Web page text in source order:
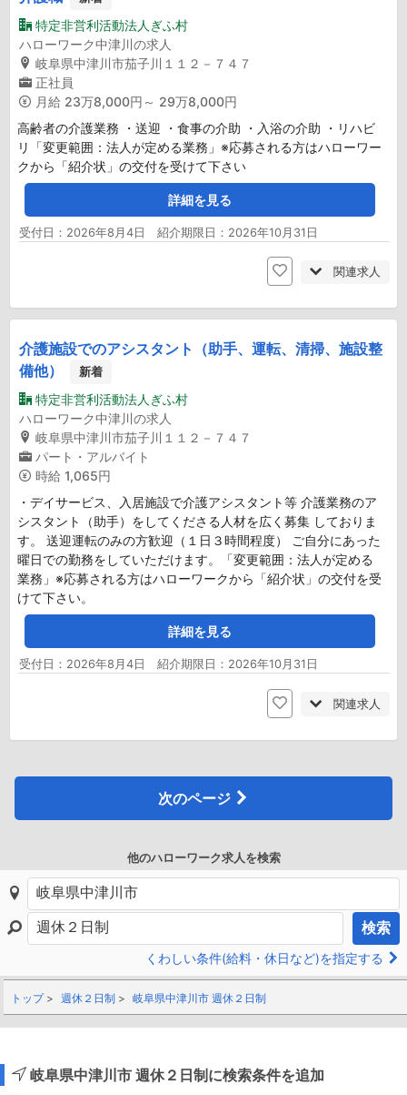
特定非営利活動法人ぎふ村
ハローワーク中津川の求人
岐阜県中津川市茄子川１１２－７４７
正社員
月給 23万8,000円～ 29万8,000円
高齢者の介護業務 ・送迎 ・食事の介助 ・入浴の介助 ・リハビ
リ「変更範囲：法人が定める業務」※応募される方はハローワー
クから「紹介状」の交付を受けて下さい
詳細を見る
受付日：2026年8月4日 紹介期限日：2026年10月31日
関連求人
介護施設でのアシスタント（助手、運転、清掃、施設整
備他）
新着
特定非営利活動法人ぎふ村
ハローワーク中津川の求人
岐阜県中津川市茄子川１１２－７４７
パート・アルバイト
時給 1,065円
・デイサービス、入居施設で介護アシスタント等 介護業務のア
シスタント（助手）をしてくださる人材を広く募集 しておりま
す。 送迎運転のみの方歓迎（１日３時間程度） ご自分にあった
曜日での勤務をしていただけます。「変更範囲：法人が定める
業務」※応募される方はハローワークから「紹介状」の交付を受
けて下さい。
詳細を見る
受付日：2026年8月4日 紹介期限日：2026年10月31日
関連求人
次のページ
他のハローワーク求人を検索
検索
くわしい条件(給料・休日など)を指定する
トップ 週休２日制 岐阜県中津川市 週休２日制
岐阜県中津川市 週休２日制に検索条件を追加